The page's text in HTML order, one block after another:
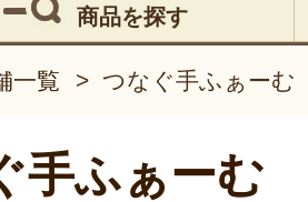
商品を探す
一覧 > つなぐ手ふぁーむ
手ふぁーむ